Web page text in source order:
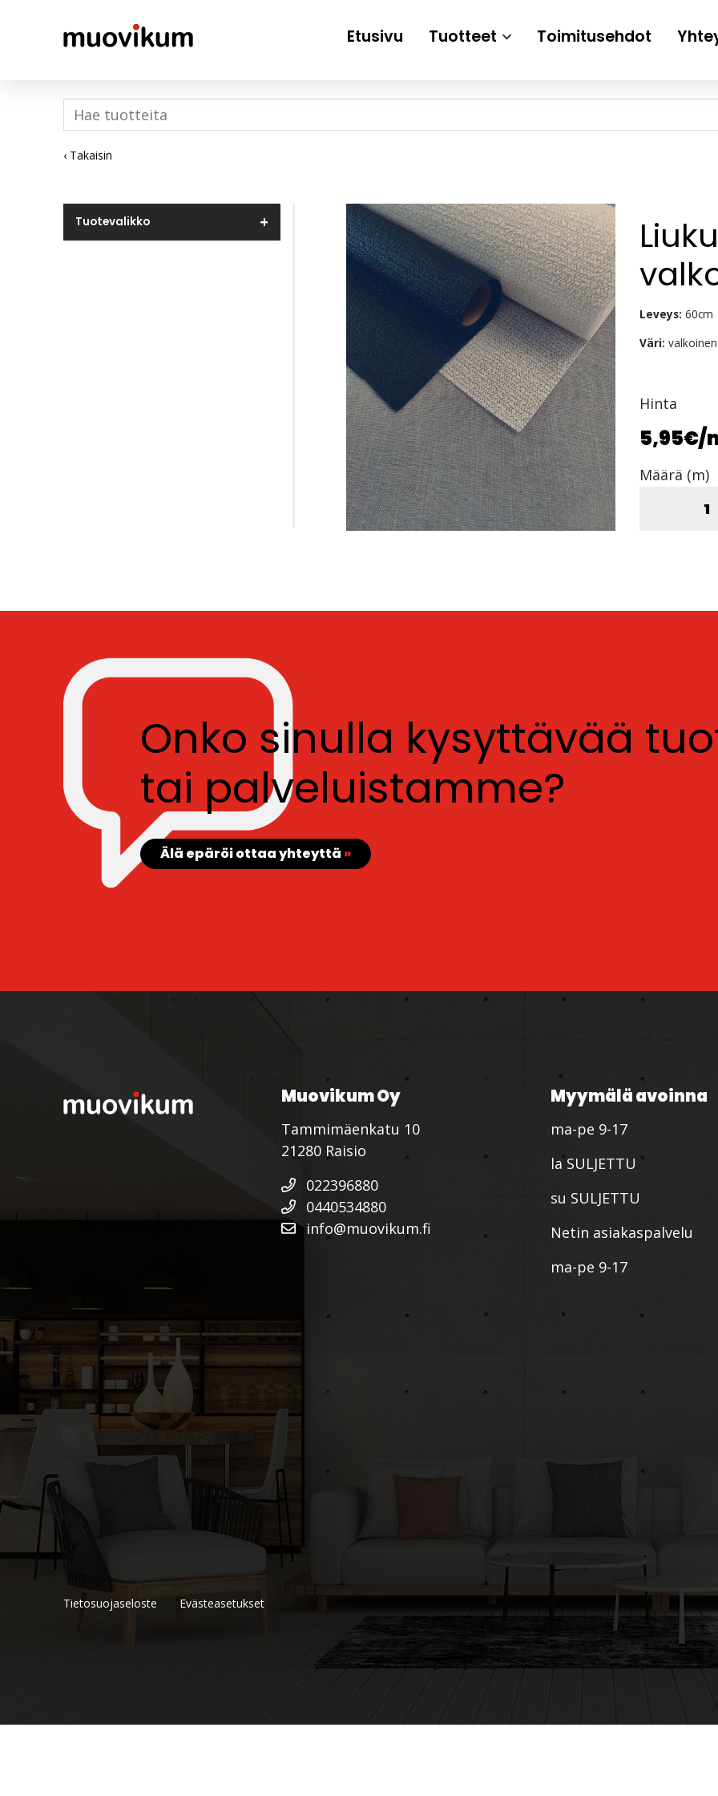
Etusivu Tuotteet Toimitusehdot
‹ Takaisin
Tuotevalikko
Leveys: 60cm
Väri:
Hinta
5,95€/
Määrä (m)
Onko sinulla kysyttävää
tai palveluistamme?
Älä epäröi ottaa yhteyttä »
Muovikum Oy
Tammimäenkatu 10
21280 Raisio
022396880
0440534880
info@muovikum.fi
Myymälä avoinna
ma-pe 9-17
la SULJETTU
su SULJETTU
Netin asiakaspalvelu
ma-pe 9-17
Tietosuojaseloste Evästeasetukset